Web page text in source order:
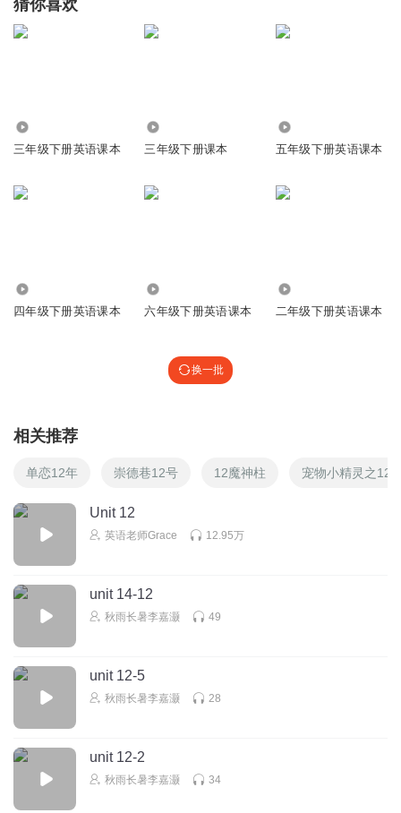
猜你喜欢
三年级下册英语课本 三年级下册课本 五年级下册英语课本
四年级下册英语课本 六年级下册英语课本 二年级下册英语课本
换一批
相关推荐
单恋12年 崇德巷12号 12魔神柱 宠物小精灵之12
Unit 12
英语老师Grace 12.95万
unit 14-12
秋雨长暑李嘉灏 49
unit 12-5
秋雨长暑李嘉灏 28
unit 12-2
秋雨长暑李嘉灏 34